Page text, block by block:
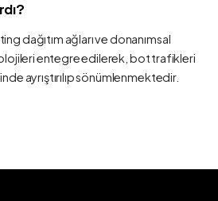
dağıtım ağları ve donanımsal
entegre edilerek, bot trafikleri
ayrıştırılıp sönümlenmektedir.